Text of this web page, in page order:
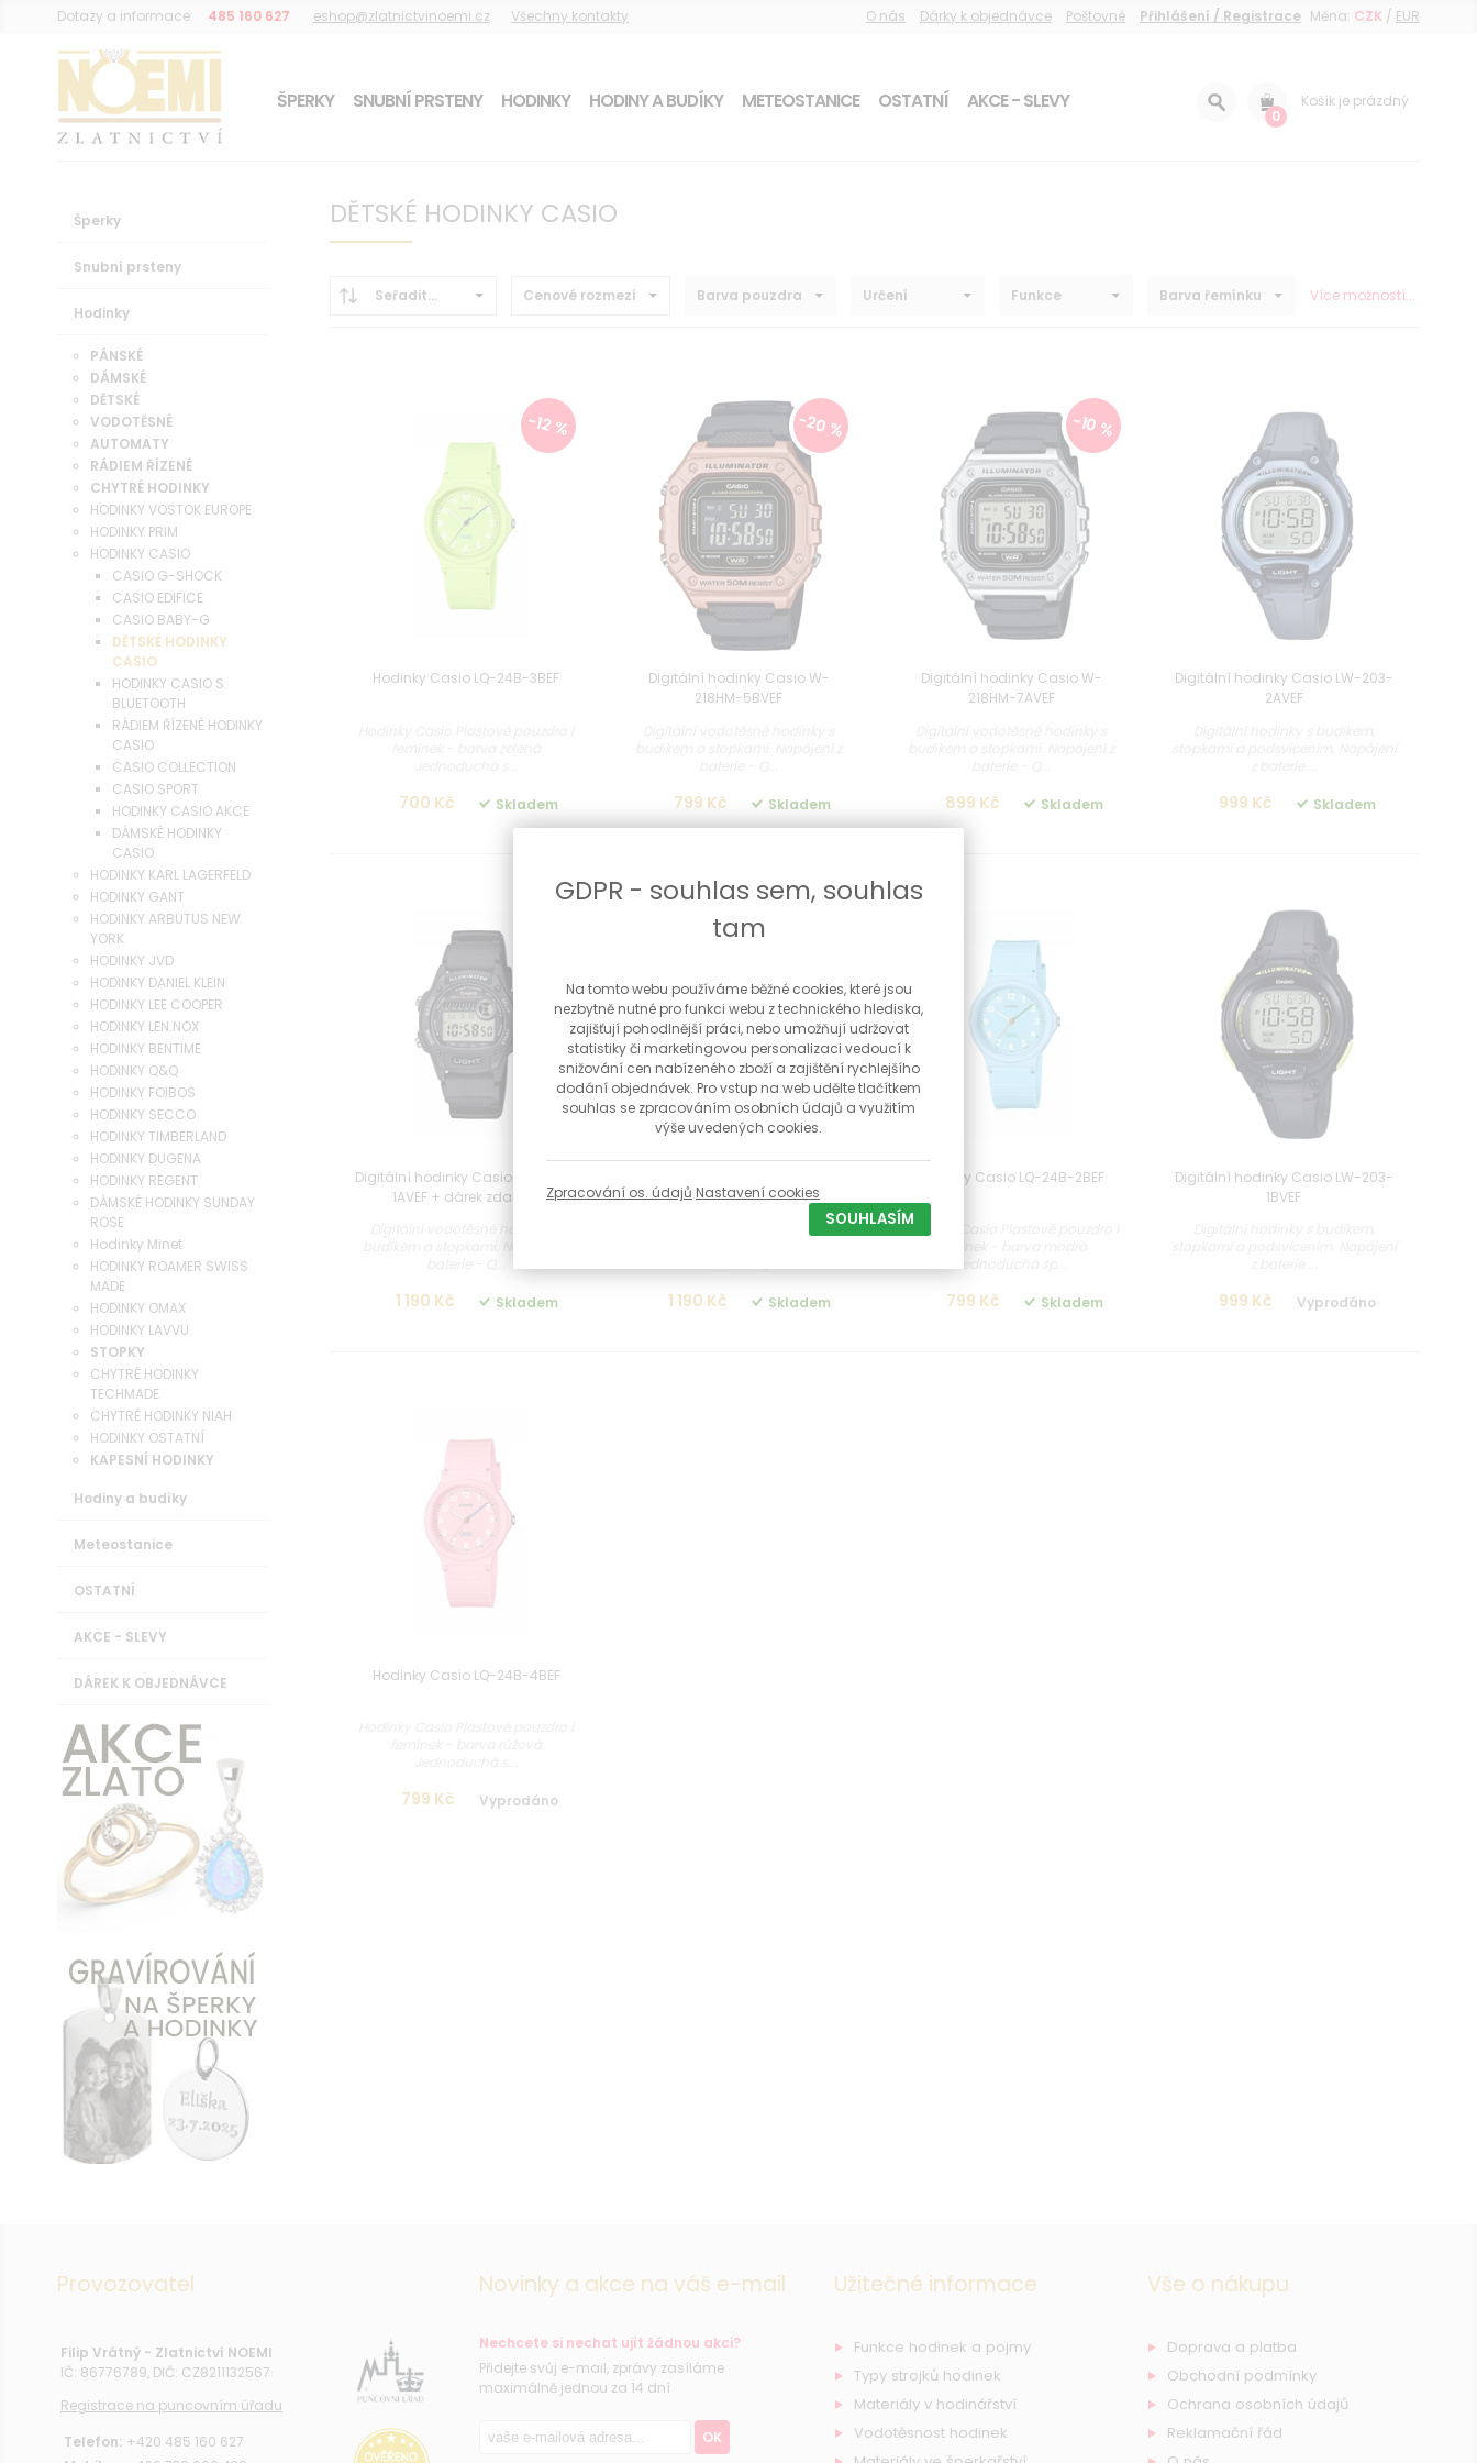
Dotazy a informace: 485 160 627 eshop@zlatnictvinoemi.cz Všechny kontakty O nás Dárky k objednávce Poštovné Přihlášení / Registrace Měna: CZK / EUR
0
Košík je prázdný
ŠPERKY SNUBNÍ PRSTENY HODINKY HODINY A BUDÍKY METEOSTANICE OSTATNÍ
AKCE - SLEVY
Šperky
Snubní prsteny
Hodinky
PÁNSKÉ
DÁMSKÉ
DĚTSKÉ
VODOTĚSNÉ
AUTOMATY
RÁDIEM ŘÍZENÉ
CHYTRÉ HODINKY
HODINKY VOSTOK EUROPE
HODINKY PRIM
HODINKY CASIO
CASIO G-SHOCK
CASIO EDIFICE
CASIO BABY-G
DĚTSKÉ HODINKY
CASIO
HODINKY CASIO S
BLUETOOTH
RÁDIEM ŘÍZENÉ HODINKY
CASIO
CASIO COLLECTION
CASIO SPORT
HODINKY CASIO AKCE
DÁMSKÉ HODINKY
CASIO
HODINKY KARL LAGERFELD
HODINKY GANT
HODINKY ARBUTUS NEW
YORK
HODINKY JVD
HODINKY DANIEL KLEIN
HODINKY LEE COOPER
HODINKY LEN.NOX
HODINKY BENTIME
HODINKY Q&Q
HODINKY FOIBOS
HODINKY SECCO
HODINKY TIMBERLAND
HODINKY DUGENA
HODINKY REGENT
DÁMSKÉ HODINKY SUNDAY
ROSE
Hodinky Minet
HODINKY ROAMER SWISS
MADE
HODINKY OMAX
HODINKY LAVVU
STOPKY
CHYTRÉ HODINKY
TECHMADE
CHYTRÉ HODINKY NIAH
HODINKY OSTATNÍ
KAPESNÍ HODINKY
Hodiny a budíky
Meteostanice
OSTATNÍ
AKCE - SLEVY
DÁREK K OBJEDNÁVCE
DĚTSKÉ HODINKY CASIO
Seřadit... Cenové rozmezí Barva pouzdra Určení Funkce Barva řemínku Více možností...
-12 %
Hodinky Casio LQ-24B-3BEF
700 Kč Skladem
-20 %
Digitální hodinky Casio W-
218HM-5BVEF
799 Kč Skladem
-10 %
Digitální hodinky Casio W-
218HM-7AVEF
899 Kč Skladem
Digitální hodinky Casio LW-203-
2AVEF
999 Kč Skladem
Digitální hodinky Casio W-220H-
1AVEF + dárek zdarma
1 190 Kč Skladem
1A3VEF + dárek zdarma
Digitální vodotěsné hodinky s
1 190 Kč Skladem
Hodinky Casio LQ-24B-2BEF
Hodinky Casio Plastové pouzdro i
799 Kč Skladem
Digitální hodinky Casio LW-203-
1BVEF
999 Kč Vyprodáno
Hodinky Casio LQ-24B-4BEF
799 Kč Vyprodáno
Provozovatel
Filip Vrátný - Zlatnictví NOEMI
IČ: 86776789, DIČ: CZ8211132567
Registrace na puncovním úřadu
Telefon: +420 485 160 627
Novinky a akce na váš e-mail
Nechcete si nechat ujít žádnou akci?
Přidejte svůj e-mail, zprávy zasíláme
maximálně jednou za 14 dní
OK
Užitečné informace
Funkce hodinek a pojmy
Typy strojků hodinek
Materiály v hodinářství
Vodotěsnost hodinek
Vše o nákupu
Doprava a platba
Obchodní podmínky
Ochrana osobních údajů
Reklamační řád
GDPR - souhlas sem, souhlas
tam
Na tomto webu používáme běžné cookies, které jsou
nezbytně nutné pro funkci webu z technického hlediska,
zajišťují pohodlnější práci, nebo umožňují udržovat
statistiky či marketingovou personalizaci vedoucí k
snižování cen nabízeného zboží a zajištění rychlejšího
dodání objednávek. Pro vstup na web udělte tlačítkem
souhlas se zpracováním osobních údajů a využitím
výše uvedených cookies.
Zpracování os. údajů Nastavení cookies
SOUHLASÍM